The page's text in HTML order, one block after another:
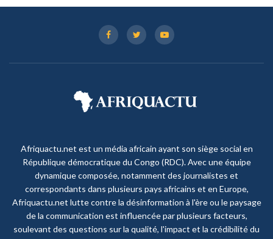
Afriquactu.net est un média africain ayant son siège social en
République démocratique du Congo (RDC). Avec une équipe
dynamique composée, notamment des journalistes et
correspondants dans plusieurs pays africains et en Europe,
Afriquactu.net lutte contre la désinformation à l'ère ou le paysage
de la communication est influencée par plusieurs facteurs,
soulevant des questions sur la qualité, l'impact et la crédibilité du